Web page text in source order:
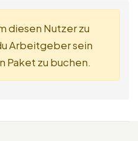
diesen Nutzer zu
Arbeitgeber sein
Paket zu buchen.